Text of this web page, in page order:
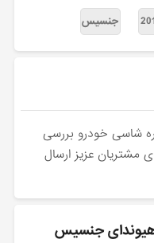
جنسیس
با 17 رقم شماره شاسی خودرو بررسی
مشتریان عزیز ارسال
جنسیس